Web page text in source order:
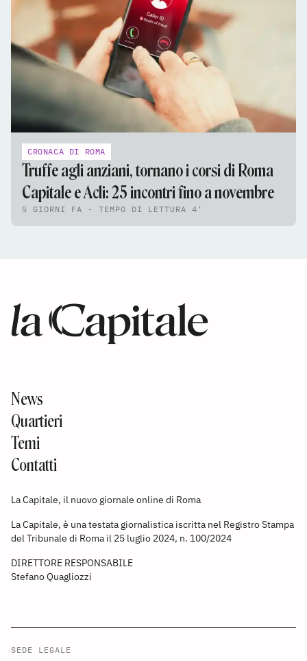
CRONACA DI ROMA
Truffe agli anziani, tornano i corsi di Roma
Capitale e Acli: 25 incontri fino a novembre
5 GIORNI FA - TEMPO DI LETTURA 4'
News
Quartieri
Temi
Contatti
La Capitale, il nuovo giornale online di Roma
La Capitale, è una testata giornalistica iscritta nel Registro Stampa
del Tribunale di Roma il 25 luglio 2024, n. 100/2024
DIRETTORE RESPONSABILE
Stefano Quagliozzi
SEDE LEGALE